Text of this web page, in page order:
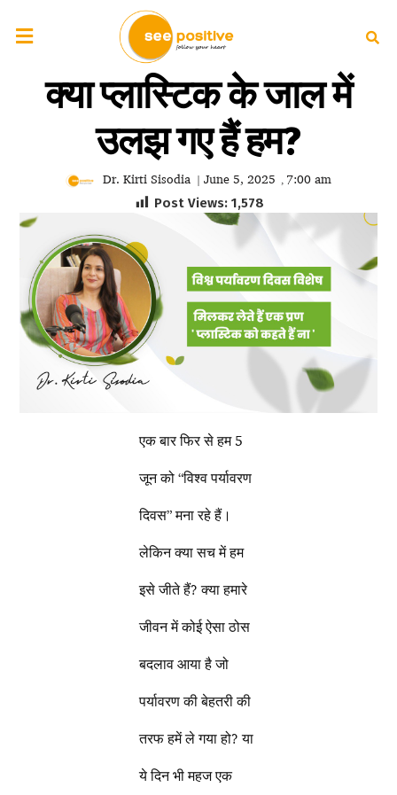
क्या प्लास्टिक के जाल में
उलझ गए हैं हम?
Dr. Kirti Sisodia | June 5, 2025 , 7:00 am
Post Views: 1,578
एक बार फिर से हम 5
जून को “विश्व पर्यावरण
दिवस” मना रहे हैं।
लेकिन क्या सच में हम
इसे जीते हैं? क्या हमारे
जीवन में कोई ऐसा ठोस
बदलाव आया है जो
पर्यावरण की बेहतरी की
तरफ हमें ले गया हो? या
ये दिन भी महज एक